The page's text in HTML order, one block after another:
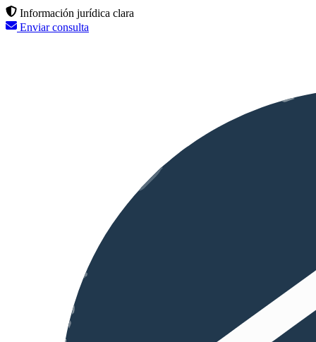
Información jurídica clara
Enviar consulta